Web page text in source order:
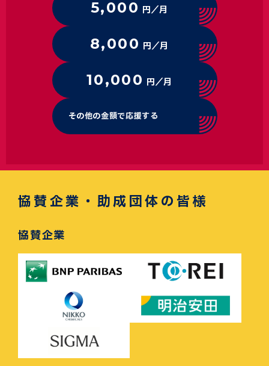
5,000 円／月
8,000 円／月
10,000 円／月
その他の金額で応援する
協賛企業・助成団体の皆様
協賛企業